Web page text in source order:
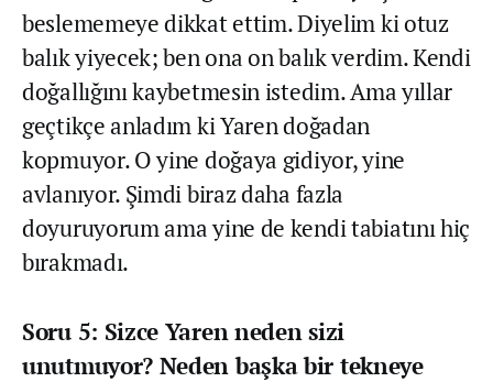
beslememeye dikkat ettim. Diyelim ki otuz
balık yiyecek; ben ona on balık verdim. Kendi
doğallığını kaybetmesin istedim. Ama yıllar
geçtikçe anladım ki Yaren doğadan
kopmuyor. O yine doğaya gidiyor, yine
avlanıyor. Şimdi biraz daha fazla
doyuruyorum ama yine de kendi tabiatını hiç
bırakmadı.
Soru 5: Sizce Yaren neden sizi
unutmuyor? Neden başka bir tekneye